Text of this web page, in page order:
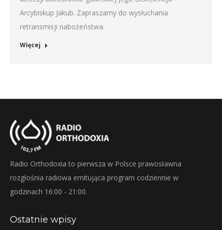
Arcybiskup Jakub. Zapraszamy do wysłuchania
retransmisji nabożeństwa.
Więcej
Radio Orthodoxia to pierwsza w Polsce prawosławna
rozgłośnia radiowa emitująca program codziennie w
godzinach 16:00 - 21:00.
Ostatnie wpisy